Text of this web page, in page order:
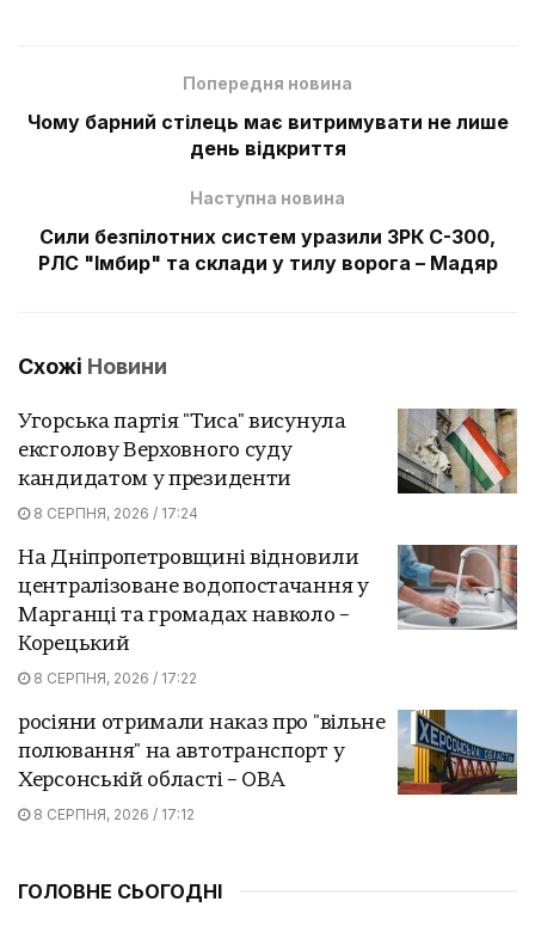
Попередня новина
Чому барний стілець має витримувати не лише
день відкриття
Наступна новина
Сили безпілотних систем уразили ЗРК С-300,
РЛС "Імбир" та склади у тилу ворога – Мадяр
Схожі Новини
Угорська партія "Тиса" висунула
ексголову Верховного суду
кандидатом у президенти
8 СЕРПНЯ, 2026 / 17:24
На Дніпропетровщині відновили
централізоване водопостачання у
Марганці та громадах навколо –
Корецький
8 СЕРПНЯ, 2026 / 17:22
росіяни отримали наказ про "вільне
полювання" на автотранспорт у
Херсонській області – ОВА
8 СЕРПНЯ, 2026 / 17:12
ГОЛОВНЕ СЬОГОДНІ